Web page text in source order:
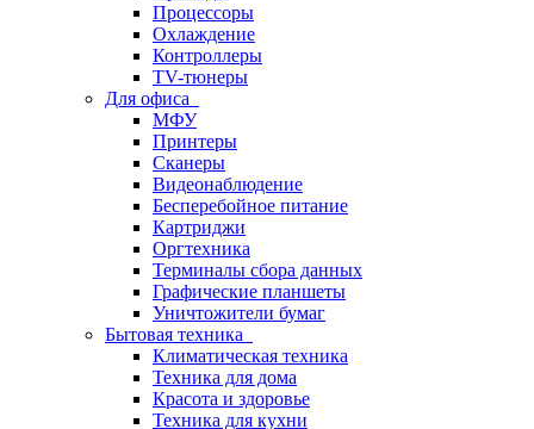
Процессоры
Охлаждение
Контроллеры
TV-тюнеры
Для офиса
МФУ
Принтеры
Сканеры
Видеонаблюдение
Бесперебойное питание
Картриджи
Оргтехника
Терминалы сбора данных
Графические планшеты
Уничтожители бумаг
Бытовая техника
Климатическая техника
Техника для дома
Красота и здоровье
Техника для кухни